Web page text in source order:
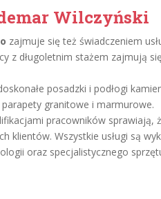
Wilczyński
zajmuje się też świadczeniem
z długoletnim stażem zajmują
posadzki i podłogi
granitowe i marmurowe.
pracowników sprawiają,
klientów. Wszystkie usługi są
oraz specjalistycznego